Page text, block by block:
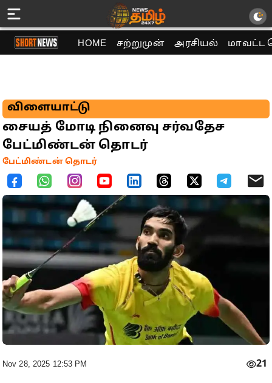
HOME சற்றுமுன் அரசியல் மாவட்ட
விளையாட்டு
சையத் மோடி நினைவு சர்வதேச
பேட்மிண்டன் தொடர்
பேட்மிண்டன் தொடர்
Nov 28, 2025 12:53 PM 21